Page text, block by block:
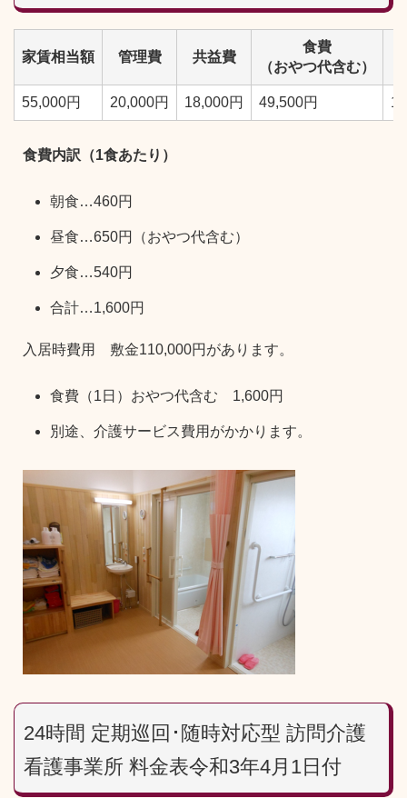
家賃相当額 管理費 共益費
食費
（おやつ代含む）
55,000円 20,000円 18,000円 49,500円
食費内訳（1食あたり）
朝食…460円
昼食…650円（おやつ代含む）
夕食…540円
合計…1,600円
入居時費用 敷金110,000円があります。
食費（1日）おやつ代含む 1,600円
別途、介護サービス費用がかかります。
24時間 定期巡回･随時対応型 訪問介護
看護事業所 料金表令和3年4月1日付